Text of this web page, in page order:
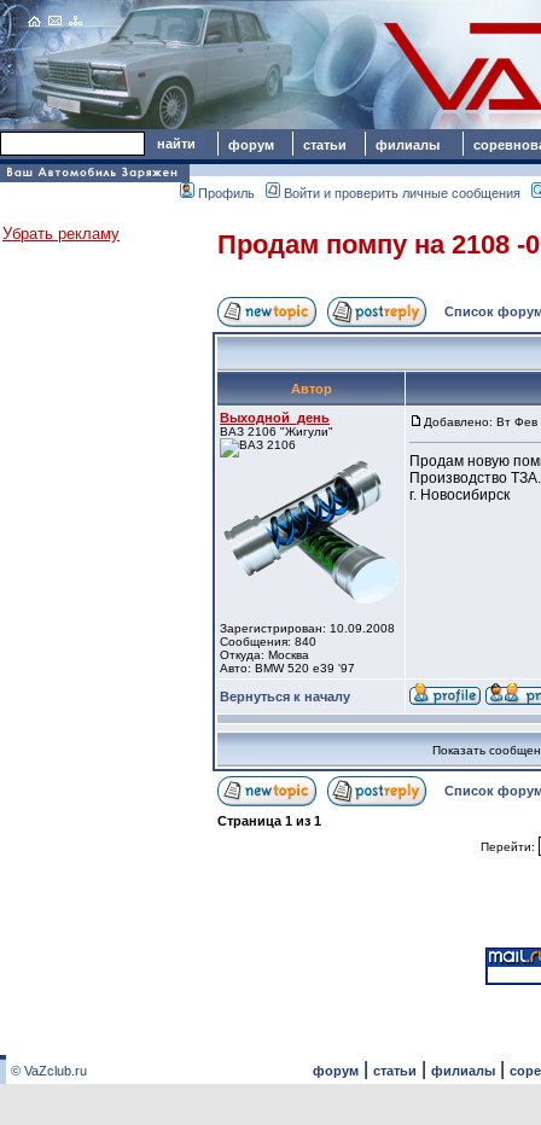
форум статьи филиалы
Профиль Войти и проверить личные сообщения
Убрать рекламу Продам помпу на 2108 -
Список
Автор
Выходной_день
ВАЗ 2106 "Жигули"
Зарегистрирован: 10.09.2008
Сообщения: 840
Откуда: Москва
Авто: BMW 520 e39 '97
Добавлено: Вт
Продам новую
Производство
г. Новосибирск
Вернуться к началу
Показать
Список
Страница 1 из 1
Перейти:
© VaZclub.ru форум| статьи филиалы|